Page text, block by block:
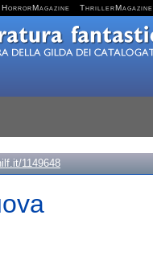
HorrorMagazine ThrillerMagazine
1149648